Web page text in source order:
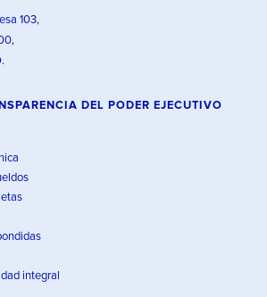
103,
DEL PODER EJECUTIVO
integral